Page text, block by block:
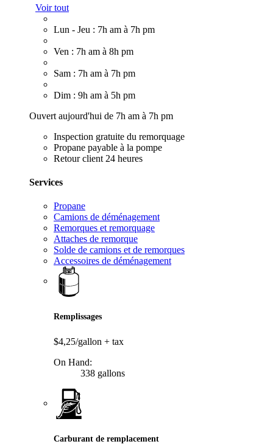
Voir tout
Lun - Jeu : 7h am à 7h pm
Ven : 7h am à 8h pm
Sam : 7h am à 7h pm
Dim : 9h am à 5h pm
Ouvert aujourd'hui de 7h am à 7h pm
Inspection gratuite du remorquage
Propane payable à la pompe
Retour client 24 heures
Services
Propane
Camions de déménagement
Remorques et remorquage
Attaches de remorque
Solde de camions et de remorques
Accessoires de déménagement
Remplissages
$4,25/gallon + tax
On Hand:
338 gallons
Carburant de remplacement